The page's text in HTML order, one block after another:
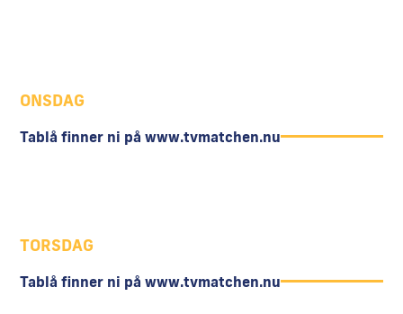
ONSDAG
Tablå finner ni på www.tvmatchen.nu
TORSDAG
Tablå finner ni på www.tvmatchen.nu